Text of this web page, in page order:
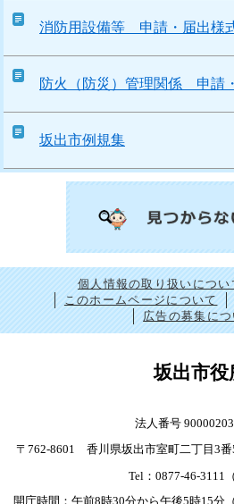
消防用設備等 申請・届出様
防火（防災）管理関係 申請
坂出市例規集
個人情報の取り扱いについ
このホームページについて
広告の募集につ
坂出市役
法人番号
〒762-8601 香川県坂出市室町二丁目3番
Tel：0877-46-3111
開庁時間：午前8時30分から午後5時15分